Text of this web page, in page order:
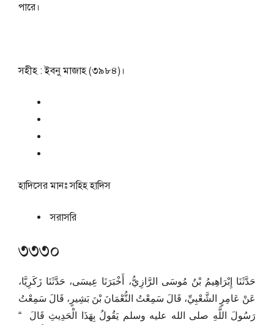
পারে।
সহীহ : ইবনু মাজাহ (৩৯৮৪)।
হাদিসের মানঃসহিহ হাদিস
সরাসরি
৩৩৩০
حَدَّثَنَا إِبْرَاهِيمُ بْنُ مُوسَى الرَّازِيُّ، أَخْبَرَنَا عِيسَى، حَدَّثَنَا زَكَرِيَّا،
عَنْ عَامِرٍ الشَّعْبِيِّ، قَالَ سَمِعْتُ النُّعْمَانَ بْنَ بَشِيرٍ، قَالَ سَمِعْتُ
رَسُولَ اللَّهِ صلى الله عليه وسلم يَقُولُ بِهَذَا الْحَدِيثِ قَالَ ‏ “‏